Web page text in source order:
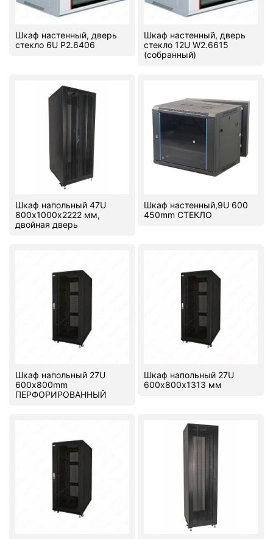
Шкаф настенный, дверь
стекло 6U P2.6406
Шкаф настенный, дверь
стекло 12U W2.6615
(собранный)
Шкаф напольный 47U
800х1000х2222 мм,
двойная дверь
Шкаф настенный,9U 600
450mm СТЕКЛО
Шкаф напольный 27U
600х800mm
ПЕРФОРИРОВАННЫЙ
Шкаф напольный 27U
600х800х1313 мм